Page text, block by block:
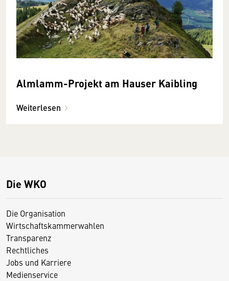
Almlamm-Projekt am Hauser Kaibling
Weiterlesen
Die WKO
Die Organisation
Wirtschaftskammerwahlen
Transparenz
Rechtliches
Jobs und Karriere
Medienservice